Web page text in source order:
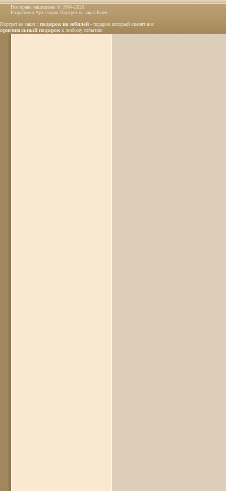
Все права защищены © 2004-2026
Разработка Арт студия Портрет на заказ Киев
Портрет на заказ : подарок на юбилей - подарок который оценят все:
оригинальный подарокк любому событию